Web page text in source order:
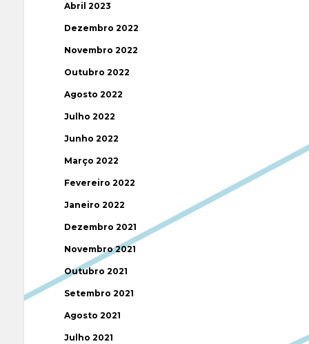
Abril 2023
Dezembro 2022
Novembro 2022
Outubro 2022
Agosto 2022
Julho 2022
Junho 2022
Março 2022
Fevereiro 2022
Janeiro 2022
Dezembro 2021
Novembro 2021
Outubro 2021
Setembro 2021
Agosto 2021
Julho 2021